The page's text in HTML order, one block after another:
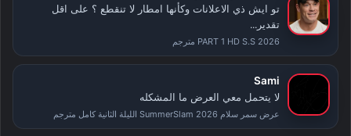
تو ايش ذي الاعلانات وكأنها امطار لا تنقطع ؟ على اقل
تقدير...
PART 1 HD S.S 2026 مترجم
Sami
لا يتحمل معي العرض ما المشكله
عرض سمر سلام SummerSlam 2026 الليلة الثانية كامل مترجم